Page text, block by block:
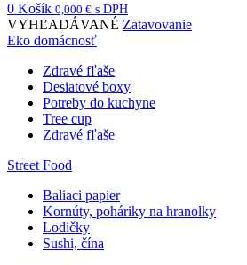
0 Košík 0,000 € s DPH
VYHĽADÁVANÉ Zatavovanie
Eko domácnosť
Zdravé fľaše
Desiatové boxy
Potreby do kuchyne
Tree cup
Zdravé fľaše
Street Food
Baliaci papier
Kornúty, poháriky na hranolky
Lodičky
Sushi, čína